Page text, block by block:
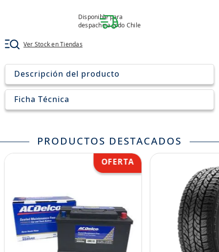
Disponible para
despacho a todo Chile
Ver Stock en Tiendas
Descripción del producto
Ficha Técnica
PRODUCTOS DESTACADOS
10
jockey john deere